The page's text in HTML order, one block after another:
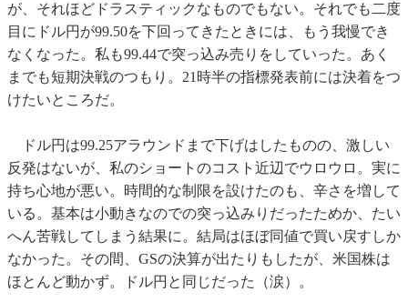
が、それほどドラスティックなものでもない。それでも二度
目にドル円が99.50を下回ってきたときには、もう我慢でき
なくなった。私も99.44で突っ込み売りをしていった。あく
までも短期決戦のつもり。21時半の指標発表前には決着をつ
けたいところだ。
ドル円は99.25アラウンドまで下げはしたものの、激しい
反発はないが、私のショートのコスト近辺でウロウロ。実に
持ち心地が悪い。時間的な制限を設けたのも、辛さを増して
いる。基本は小動きなのでの突っ込みりだったためか、たい
へん苦戦してしまう結果に。結局はほぼ同値で買い戻すしか
なかった。その間、GSの決算が出たりもしたが、米国株は
ほとんど動かず。ドル円と同じだった（涙）。